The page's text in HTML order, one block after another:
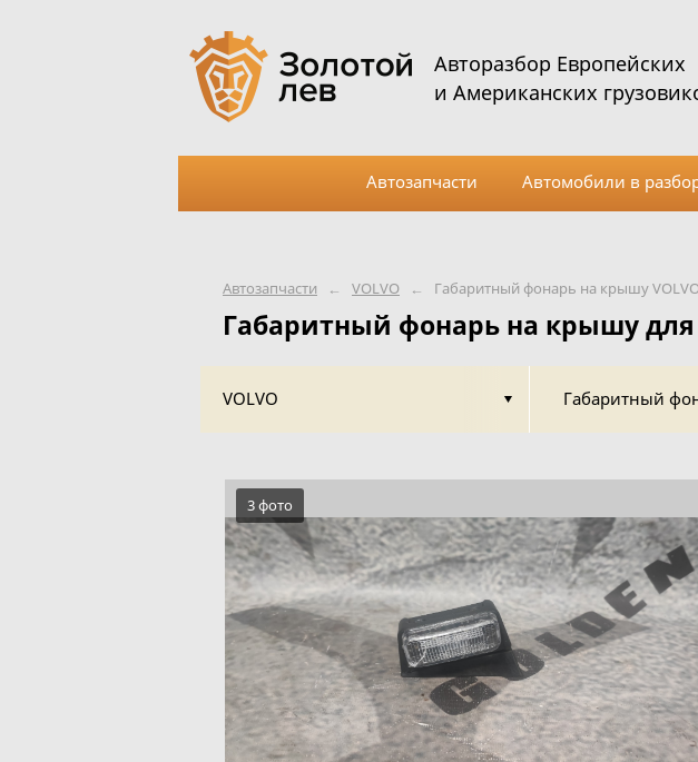
Автозапчасти ← VOLVO ← Габаритный фонарь на крышу
Габаритный фонарь на крышу для
VOLVO Габаритный
3 фото
Авторазбор Европейских
и Американских
Автозапчасти Автомобили в